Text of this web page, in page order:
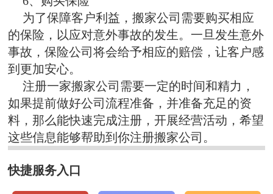
为了保障客户利益，搬家公司需要购买相应
的保险，以应对意外事故的发生。一旦发生意外
事故，保险公司将会给予相应的赔偿，让客户感
到更加安心。
注册一家搬家公司需要一定的时间和精力，
如果提前做好公司流程准备，并准备充足的资
料，那么能快速完成注册，开展经营活动，希望
这些信息能够帮助到你注册搬家公司。
快捷服务入口